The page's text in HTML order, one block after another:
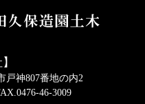
戸神807番地の内2
46-3009